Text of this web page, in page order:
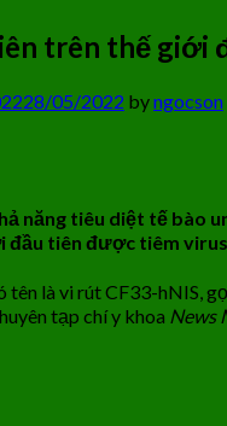
trên thế giới
28/05/2022 byngocson
năng tiêu diệt tế bào
đầu tiên được tiêm
là vi rút CF33-hNIS,
tạp chí y khoa News